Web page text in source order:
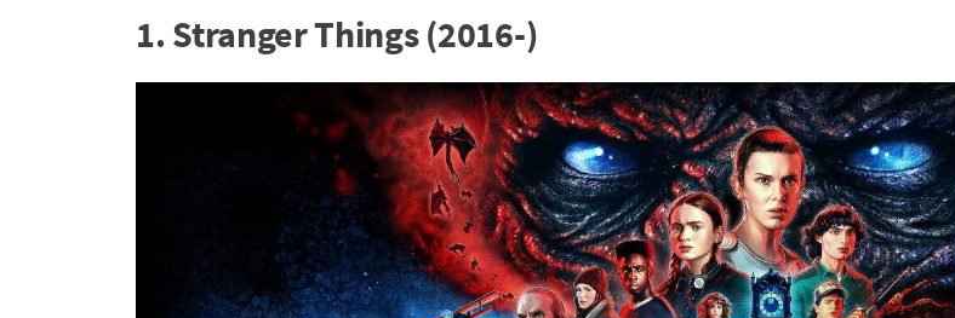
1. Stranger Things (2016-)